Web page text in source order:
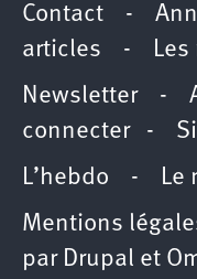
Contact -
articles - Les
Newsletter-
connecter-
L’hebdo - Le
Mentions
par Drupal et